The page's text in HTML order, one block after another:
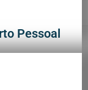
Pessoal